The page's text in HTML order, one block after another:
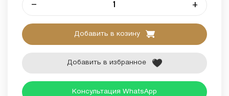
– +
Добавить в козину
Добавить в избранное
Консультация WhatsApp